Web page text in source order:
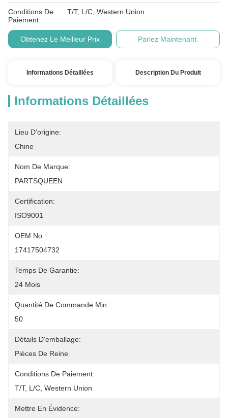
Conditions De
Paiement:
T/T, L/C, Western Union
Obtenez Le Meilleur Prix Parlez Maintenant.
Informations Détaillées Description Du Produit
Informations Détaillées
Lieu D'origine:
Chine
Nom De Marque:
PARTSQUEEN
Certification:
ISO9001
OEM No.:
17417504732
Temps De Garantie:
24 Mois
Quantité De Commande Min:
50
Détails D'emballage:
Pièces De Reine
Conditions De Paiement:
T/T, L/C, Western Union
Mettre En Évidence: